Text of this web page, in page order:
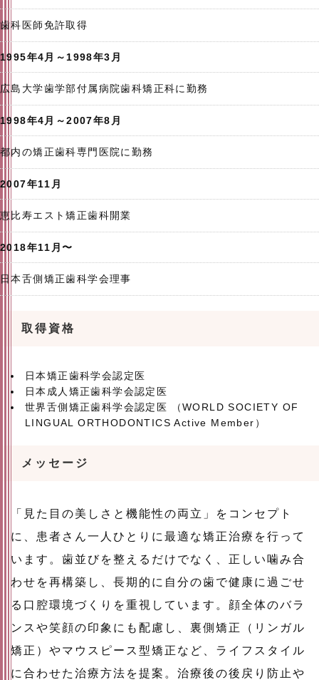
歯科医師免許取得
1995年4月～1998年3月
広島大学歯学部付属病院歯科矯正科に勤務
1998年4月～2007年8月
都内の矯正歯科専門医院に勤務
2007年11月
恵比寿エスト矯正歯科開業
2018年11月〜
日本舌側矯正歯科学会理事
取得資格
日本矯正歯科学会認定医
日本成人矯正歯科学会認定医
世界舌側矯正歯科学会認定医 （WORLD SOCIETY OF
LINGUAL ORTHODONTICS Active Member）
メッセージ
「見た目の美しさと機能性の両立」をコンセプト
に、患者さん一人ひとりに最適な矯正治療を行って
います。歯並びを整えるだけでなく、正しい噛み合
わせを再構築し、長期的に自分の歯で健康に過ごせ
る口腔環境づくりを重視しています。顔全体のバラ
ンスや笑顔の印象にも配慮し、裏側矯正（リンガル
矯正）やマウスピース型矯正など、ライフスタイル
に合わせた治療方法を提案。治療後の後戻り防止や